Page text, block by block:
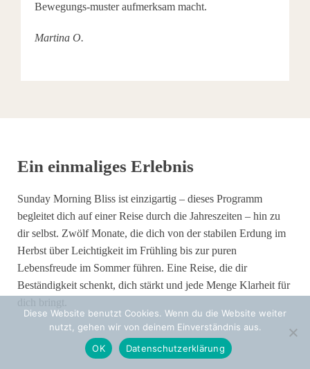
Bewegungs-muster aufmerksam macht.
Martina O.
Ein einmaliges Erlebnis
Sunday Morning Bliss ist einzigartig – dieses Programm
begleitet dich auf einer Reise durch die Jahreszeiten – hin zu
dir selbst. Zwölf Monate, die dich von der stabilen Erdung im
Herbst über Leichtigkeit im Frühling bis zur puren
Lebensfreude im Sommer führen. Eine Reise, die dir
Beständigkeit schenkt, dich stärkt und jede Menge Klarheit für
Diese Website benutzt Cookies. Wenn du die Website weiter
nutzt, gehen wir von deinem Einverständnis aus.
OK
Datenschutzerklärung